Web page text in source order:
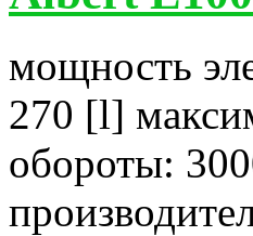
мощность
270 [l]
обороты: